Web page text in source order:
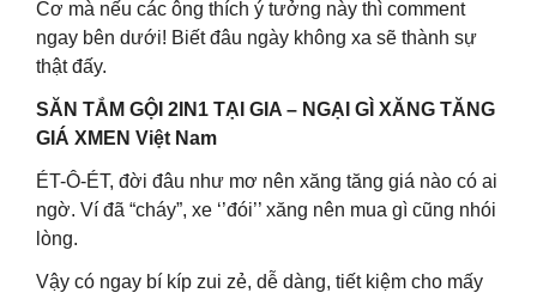
Cơ mà nếu các ông thích ý tưởng này thì comment
ngay bên dưới! Biết đâu ngày không xa sẽ thành sự
thật đấy.
SĂN TẮM GỘI 2IN1 TẠI GIA – NGẠI GÌ XĂNG TĂNG
GIÁ XMEN Việt Nam
ÉT-Ô-ÉT, đời đâu như mơ nên xăng tăng giá nào có ai
ngờ. Ví đã “cháy”, xe ‘’đói’’ xăng nên mua gì cũng nhói
lòng.
Vậy có ngay bí kíp zui zẻ, dễ dàng, tiết kiệm cho mấy